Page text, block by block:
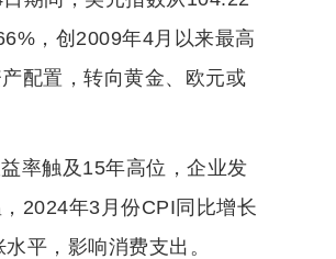
，创2009年4月以来最高
配置，转向黄金、欧元或
率触及15年高位，企业发
2024年3月份CPI同比增长
平，影响消费支出。